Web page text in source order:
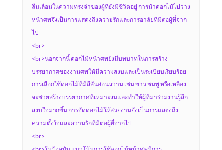
ลืมเลือนในความทรงจำของผู้ที่ยังมีชีวิตอยู่ การนำดอกไม้ไปวาง
หน้าศพจึงเป็นการแสดงถึงความรักและการอาลัยที่มีต่อผู้ที่จาก
ไป
<br>
<br>นอกจากนี้ ดอกไม้หน้าศพยังมีบทบาทในการสร้าง
บรรยากาศของงานศพให้มีความสงบและเป็นระเบียบเรียบร้อย
การเลือกใช้ดอกไม้ที่มีสีสันอ่อนหวาน เช่น ขาว ชมพู หรือเหลือง
จะช่วยสร้างบรรยากาศที่เหมาะสมและทำให้ผู้ที่มาร่วมงานรู้สึก
สงบใจมากขึ้น การจัดดอกไม้ให้สวยงามยังเป็นการแสดงถึง
ความตั้งใจและความรักที่มีต่อผู้ที่จากไป
<br>